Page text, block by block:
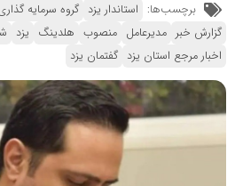
برچسب‌ها: استاندار یزد گروه سرمایه
گزارش خبر مدیرعامل منصوب هلدینگ یزد
اخبار مرجع استان یزد گفتمان یزد